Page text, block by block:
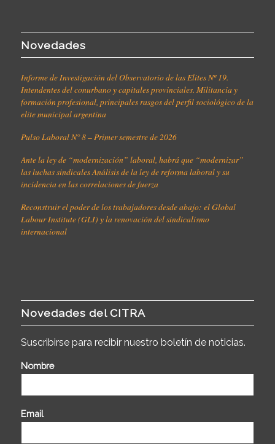
Novedades
Informe de Investigación del Observatorio de las Elites Nº 19.
Intendentes del conurbano y capitales provinciales. Militancia y
formación profesional, principales rasgos del perfil sociológico de la
elite municipal argentina
Pulso Laboral N° 8 – Primer semestre de 2026
Ante la ley de “modernización” laboral, habrá que “modernizar”
las luchas sindicales Análisis de la ley de reforma laboral y su
incidencia en las correlaciones de fuerza
Reconstruir el poder de los trabajadores desde abajo: el Global
Labour Institute (GLI) y la renovación del sindicalismo
internacional
Novedades del CITRA
Suscribirse para recibir nuestro boletín de noticias.
Nombre
Email